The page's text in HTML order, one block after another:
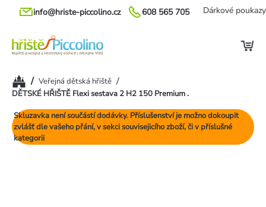
Přejít
608 565 705
info@hriste-piccolino.cz Dárkové poukazy
Domů/ Veřejná dětská hřiště /
DĚTSKÉ HŘIŠTĚ Flexi sestava 2 H2 150 Premium .
Skluzavka není součástí dodávky. Příslušenství je možno dokoupit
zvlášť dle vašeho přání, v sekci souvisejicího zboží, či v příslušné
kategorii